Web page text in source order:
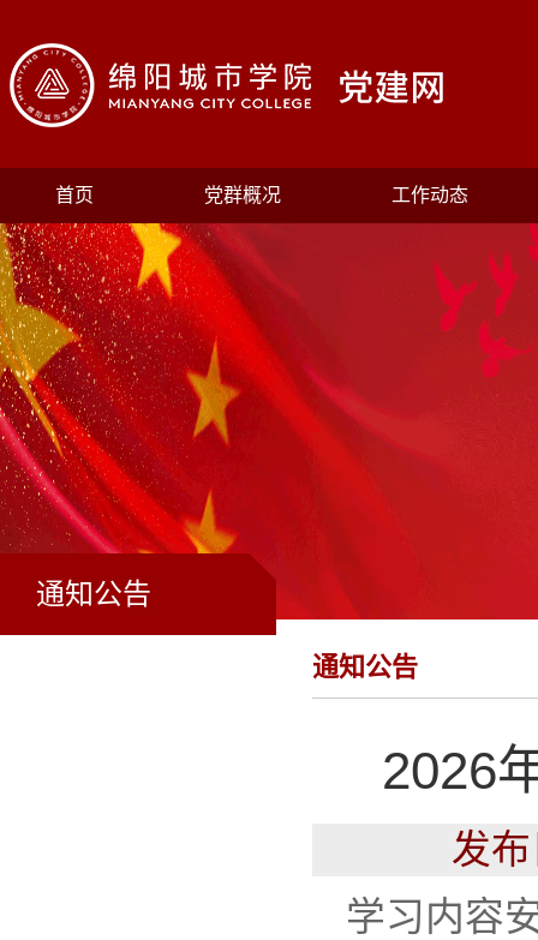
首页 党群概况 工作动态
通知公告
通知公告
2026
发
学习内容